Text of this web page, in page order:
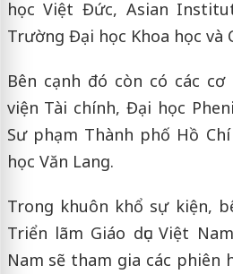
học Việt Đức, Asian
Trường Đại học Khoa học và
Bên cạnh đó còn có các
viện Tài chính, Đại học
Sư phạm Thành phố Hồ
học Văn Lang.
Trong khuôn khổ sự kiện,
Triển lãm Giáo dục Việt
Nam sẽ tham gia các phiên